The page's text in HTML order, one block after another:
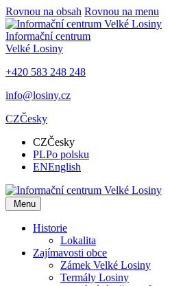
Rovnou na obsah Rovnou na menu
Informační centrum
Velké Losiny
+420 583 248 248
info@losiny.cz
CZČesky
CZČesky
PLPo polsku
ENEnglish
Menu
Historie
Lokalita
Zajímavosti obce
Zámek Velké Losiny
Termály Losiny